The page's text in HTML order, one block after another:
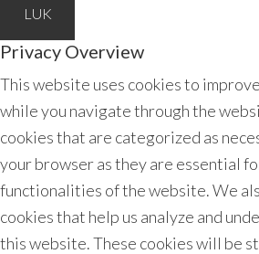
LUK
Privacy Overview
This website uses cookies to
while you navigate through the
cookies that are categorized as
your browser as they are essential
functionalities of the website. We
cookies that help us analyze and
this website. These cookies will be